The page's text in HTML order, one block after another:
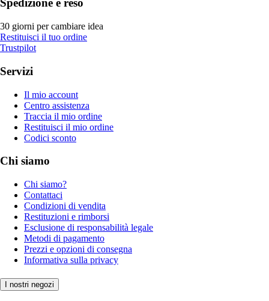
Spedizione e reso
30 giorni per cambiare idea
Restituisci il tuo ordine
Trustpilot
Servizi
Il mio account
Centro assistenza
Traccia il mio ordine
Restituisci il mio ordine
Codici sconto
Chi siamo
Chi siamo?
Contattaci
Condizioni di vendita
Restituzioni e rimborsi
Esclusione di responsabilità legale
Metodi di pagamento
Prezzi e opzioni di consegna
Informativa sulla privacy
I nostri negozi